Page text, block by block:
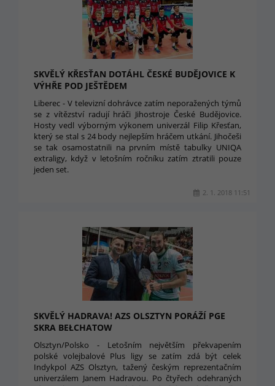
SKVĚLÝ KŘESŤAN DOTÁHL ČESKÉ BUDĚJOVICE K
VÝHŘE POD JEŠTĚDEM
Liberec - V televizní dohrávce zatím neporažených týmů
se z vítězství radují hráči Jihostroje České Budějovice.
Hosty vedl výborným výkonem univerzál Filip Křesťan,
který se stal s 24 body nejlepším hráčem utkání. Jihočeši
se tak osamostatnili na prvním místě tabulky UNIQA
extraligy, když v letošním ročníku zatím ztratili pouze
jeden set.
2. 1. 2018 11:51
SKVĚLÝ HADRAVA! AZS OLSZTYN PORÁŽÍ PGE
SKRA BEŁCHATOW
Olsztyn/Polsko - Letošním největším překvapením
polské volejbalové Plus ligy se zatím zdá být celek
Indykpol AZS Olsztyn, tažený českým reprezentačním
univerzálem Janem Hadravou. Po čtyřech odehraných